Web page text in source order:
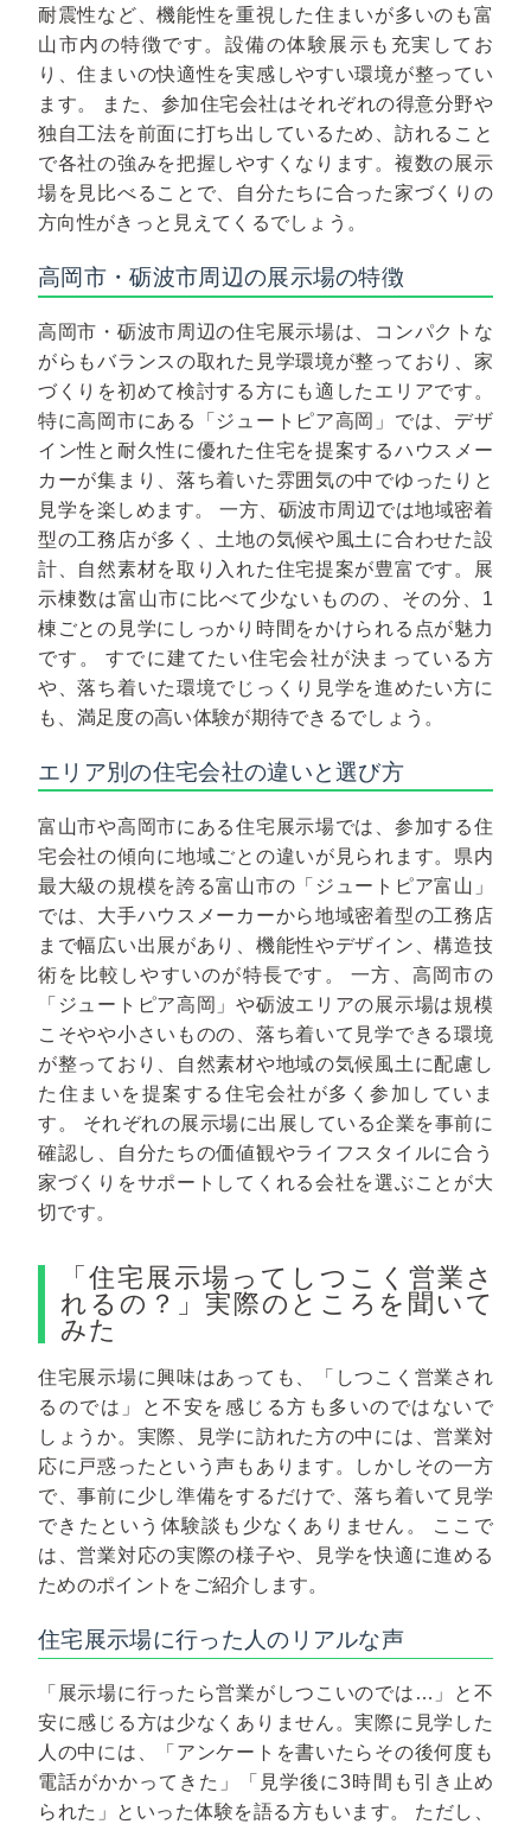
耐震性など、機能性を重視した住まいが多いのも富
山市内の特徴です。設備の体験展示も充実してお
り、住まいの快適性を実感しやすい環境が整ってい
ます。
また、参加住宅会社はそれぞれの得意分野や
独自工法を前面に打ち出しているため、訪れること
で各社の強みを把握しやすくなります。複数の展示
場を見比べることで、自分たちに合った家づくりの
方向性がきっと見えてくるでしょう。
高岡市・砺波市周辺の展示場の特徴
高岡市・砺波市周辺の住宅展示場は、コンパクトな
がらもバランスの取れた見学環境が整っており、家
づくりを初めて検討する方にも適したエリアです。
特に高岡市にある「ジュートピア高岡」では、デザ
イン性と耐久性に優れた住宅を提案するハウスメー
カーが集まり、落ち着いた雰囲気の中でゆったりと
見学を楽しめます。
一方、砺波市周辺では地域密着
型の工務店が多く、土地の気候や風土に合わせた設
計、自然素材を取り入れた住宅提案が豊富です。展
示棟数は富山市に比べて少ないものの、その分、1
棟ごとの見学にしっかり時間をかけられる点が魅力
です。
すでに建てたい住宅会社が決まっている方
や、落ち着いた環境でじっくり見学を進めたい方に
も、満足度の高い体験が期待できるでしょう。
エリア別の住宅会社の違いと選び方
富山市や高岡市にある住宅展示場では、参加する住
宅会社の傾向に地域ごとの違いが見られます。県内
最大級の規模を誇る富山市の「ジュートピア富山」
では、大手ハウスメーカーから地域密着型の工務店
まで幅広い出展があり、機能性やデザイン、構造技
術を比較しやすいのが特長です。
一方、高岡市の
「ジュートピア高岡」や砺波エリアの展示場は規模
こそやや小さいものの、落ち着いて見学できる環境
が整っており、自然素材や地域の気候風土に配慮し
た住まいを提案する住宅会社が多く参加していま
す。
それぞれの展示場に出展している企業を事前に
確認し、自分たちの価値観やライフスタイルに合う
家づくりをサポートしてくれる会社を選ぶことが大
切です。
「住宅展示場ってしつこく営業さ
れるの？」実際のところを聞いて
みた
住宅展示場に興味はあっても、「しつこく営業され
るのでは」と不安を感じる方も多いのではないで
しょうか。実際、見学に訪れた方の中には、営業対
応に戸惑ったという声もあります。しかしその一方
で、事前に少し準備をするだけで、落ち着いて見学
できたという体験談も少なくありません。
ここで
は、営業対応の実際の様子や、見学を快適に進める
ためのポイントをご紹介します。
住宅展示場に行った人のリアルな声
「展示場に行ったら営業がしつこいのでは…」と不
安に感じる方は少なくありません。実際に見学した
人の中には、「アンケートを書いたらその後何度も
電話がかかってきた」「見学後に3時間も引き止め
られた」といった体験を語る方もいます。
ただし、